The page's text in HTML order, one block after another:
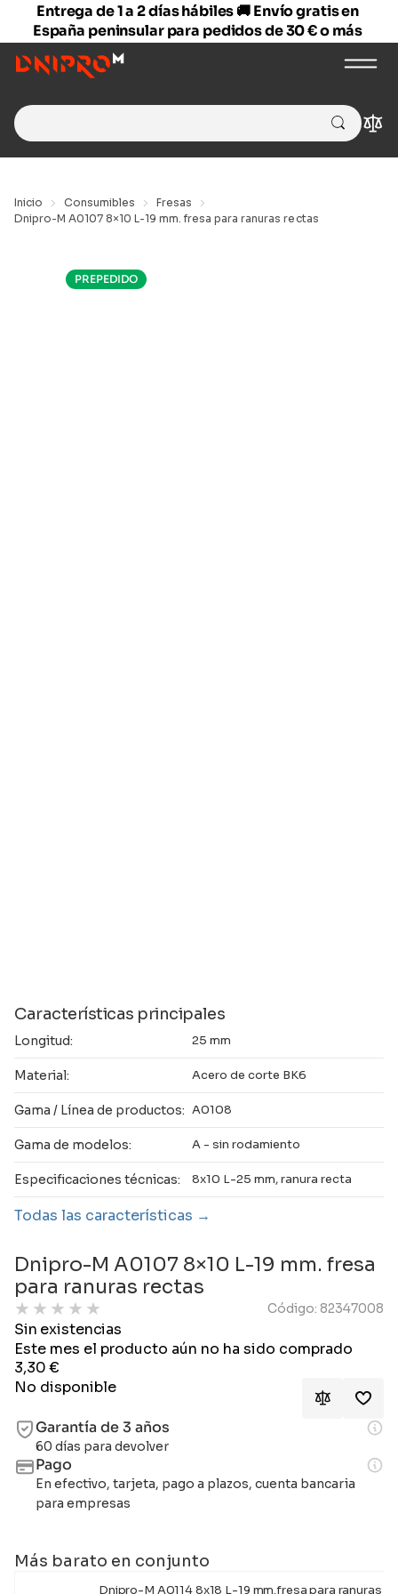
Entrega de 1 a 2 días hábiles 🚚 Envío gratis en
España peninsular para pedidos de 30 € o más
Search
for:
Inicio Consumibles
Fresas
Dnipro-M A0107 8×10 L-19 mm. fresa para ranuras rectas
PREPEDIDO
Características principales
Longitud: 25 mm
Material: Acero de corte BK6
Gama / Línea de productos: A0108
Gama de modelos: A - sin rodamiento
Especificaciones técnicas: 8x10 L-25 mm, ranura recta
Todas las características
Dnipro-M A0107 8×10 L-19 mm. fresa
para ranuras rectas
★ ★ ★ ★ ★ Código: 82347008
Sin existencias
Este mes el producto aún no ha sido comprado
3,30€
No disponible
Garantía de 3 años
60 días para devolver
Pago
En efectivo, tarjeta, pago a plazos, cuenta bancaria
para empresas
Más barato en conjunto
Dnipro-M A0114 8x18 L-19 mm.fresa para ranuras